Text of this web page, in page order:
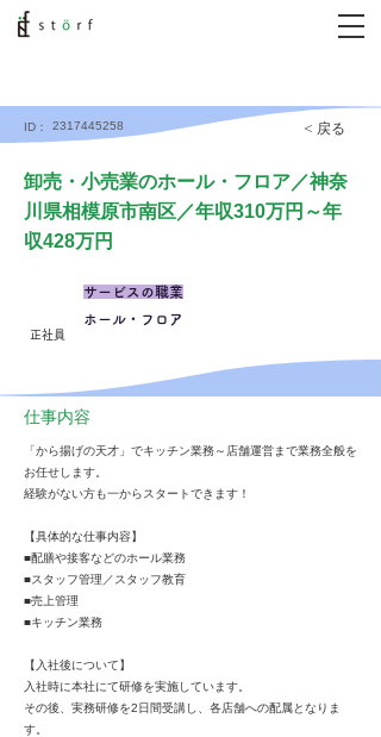
ID： 2317445258 < 戻る
卸売・小売業のホール・フロア／神奈
川県相模原市南区／年収310万円～年
収428万円
正社員
サービスの職業
ホール・フロア
仕事内容
「から揚げの天才」でキッチン業務～店舗運営まで業務全般を
お任せします。
経験がない方も一からスタートできます！
【具体的な仕事内容】
■配膳や接客などのホール業務
■スタッフ管理／スタッフ教育
■売上管理
■キッチン業務
【入社後について】
入社時に本社にて研修を実施しています。
その後、実務研修を2日間受講し、各店舗への配属となりま
す。